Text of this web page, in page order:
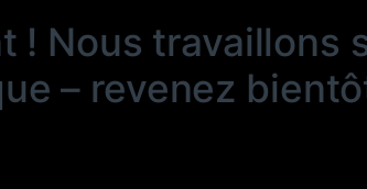
! Nous travaillons
– revenez